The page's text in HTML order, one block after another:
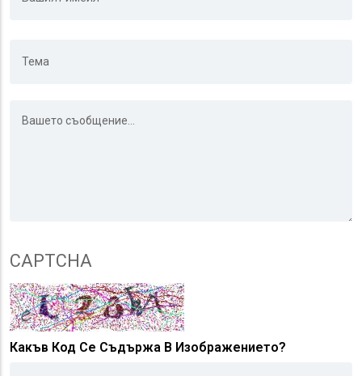
CAPTCHA
Какъв Код Се Съдържа В Изображението?